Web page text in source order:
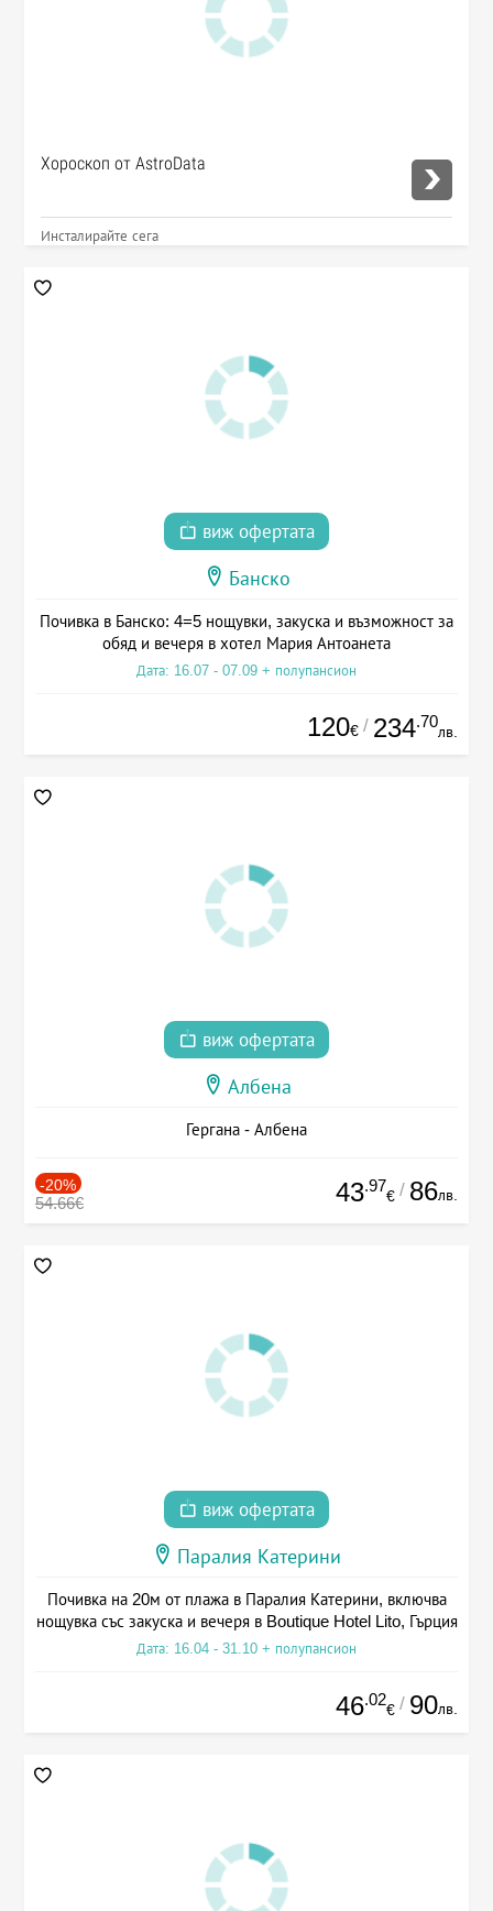
Хороскоп от AstroData
Инсталирайте сега
виж офертата
Банско
Почивка в Банско: 4=5 нощувки, закуска и възможност за
обяд и вечеря в хотел Мария Антоанета
Дата: 16.07 - 07.09 + полупансион
120€ / 234.70
лв.
виж офертата
Албена
Гергана - Албена
-20%
54.66€ 43.97
€ / 86лв.
виж офертата
Паралия Катерини
Почивка на 20м от плажа в Паралия Катерини, включва
нощувка със закуска и вечеря в Boutique Hotel Lito, Гърция
Дата: 16.04 - 31.10 + полупансион
46.02
€ / 90лв.